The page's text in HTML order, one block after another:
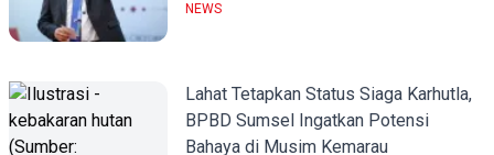
NEWS
Lahat Tetapkan Status Siaga Karhutla,
BPBD Sumsel Ingatkan Potensi
Bahaya di Musim Kemarau